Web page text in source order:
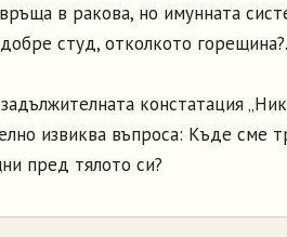
в ракова, но имунната
студ, отколкото
констатация
извиква въпроса: Къде сме
пред тялото си?